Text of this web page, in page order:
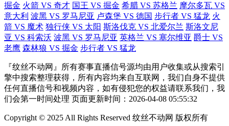
掘金 火箭 VS 奇才 国王 VS 掘金 希腊 VS 苏格兰 摩尔多瓦 VS
意大利 波黑 VS 罗马尼亚 卢森堡 VS 德国 步行者 VS 猛龙 火
箭 VS 魔术 独行侠 VS 太阳 斯洛伐克 VS 北爱尔兰 斯洛文尼
亚 VS 科索沃 波黑 VS 罗马尼亚 英格兰 VS 塞尔维亚 爵士 VS
老鹰 森林狼 VS 掘金 步行者 VS 猛龙
『纹丝不动网』所有赛事直播信号源均由用户收集或从搜索引
擎中搜索整理获得，所有内容均来自互联网，我们自身不提供
任何直播信号和视频内容，如有侵犯您的权益请联系我们，我
们会第一时间处理 页面更新时间：2026-04-08 05:55:32
Copyright © 2025 All Rights Reserved 纹丝不动网 版权所有